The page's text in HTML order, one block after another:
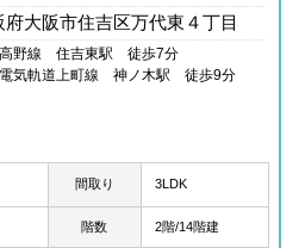
府大阪市住吉区万代東４丁目
野線 住吉東駅 徒歩7分
気軌道上町線 神ノ木駅 徒歩9分
間取り 3LDK
階数 2階/14階建